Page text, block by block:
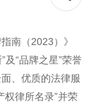
南（2023）》
及“品牌之星”荣誉
、优质的法律服
权律所名录”并荣